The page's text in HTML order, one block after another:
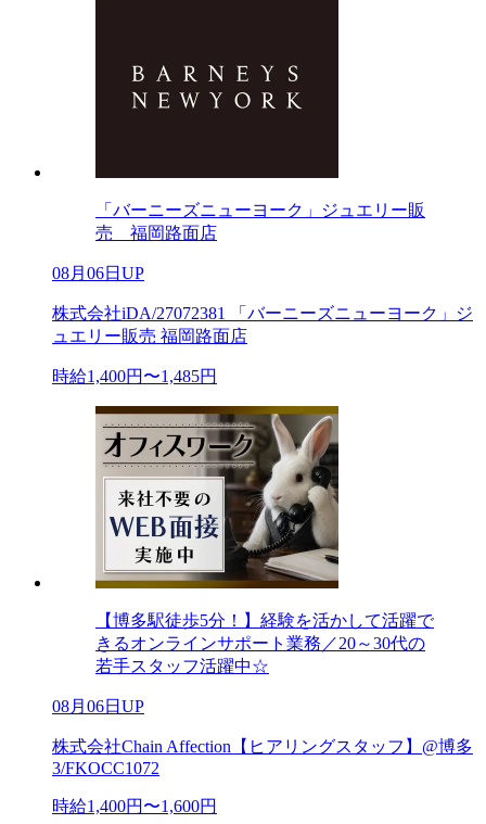
「バーニーズニューヨーク」ジュエリー販
売 福岡路面店
08月06日UP
株式会社iDA/27072381 「バーニーズニューヨーク」ジ
ュエリー販売 福岡路面店
時給1,400円〜1,485円
【博多駅徒歩5分！】経験を活かして活躍で
きるオンラインサポート業務／20～30代の
若手スタッフ活躍中☆
08月06日UP
株式会社Chain Affection【ヒアリングスタッフ】@博多
3/FKOCC1072
時給1,400円〜1,600円